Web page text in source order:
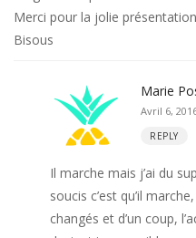
Merci pour la jolie présentation
Bisous
Marie
Avril 6,
REPLY
Il marche mais j’ai du
soucis c’est qu’il
changés et d’un coup,